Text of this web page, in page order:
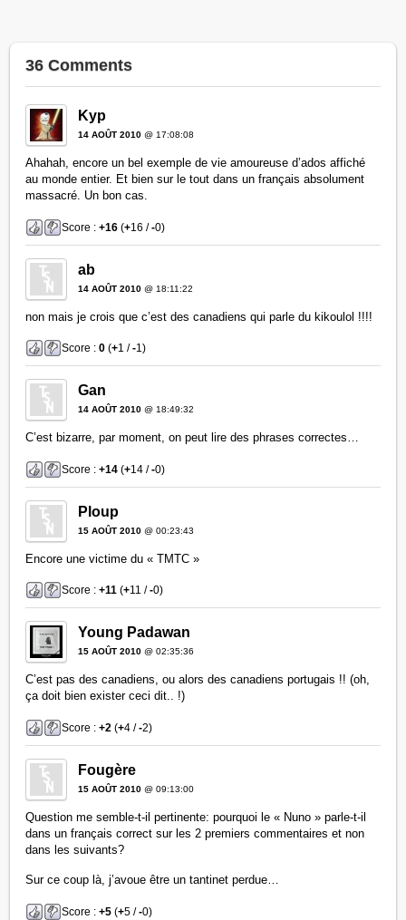
36 Comments
Kyp
14 AOÛT 2010 @ 17:08:08
Ahahah, encore un bel exemple de vie amoureuse d’ados affiché
au monde entier. Et bien sur le tout dans un français absolument
massacré. Un bon cas.
Score :+16 (+16 /-0)
ab
14 AOÛT 2010 @ 18:11:22
non mais je crois que c’est des canadiens qui parle du kikoulol !!!!
Score :0 (+1 /-1)
Gan
14 AOÛT 2010 @ 18:49:32
C’est bizarre, par moment, on peut lire des phrases correctes…
Score :+14 (+14 /-0)
Ploup
15 AOÛT 2010 @ 00:23:43
Encore une victime du « TMTC »
Score :+11 (+11 /-0)
Young Padawan
15 AOÛT 2010 @ 02:35:36
C’est pas des canadiens, ou alors des canadiens portugais !! (oh,
ça doit bien exister ceci dit.. !)
Score :+2 (+4 /-2)
Fougère
15 AOÛT 2010 @ 09:13:00
Question me semble-t-il pertinente: pourquoi le « Nuno » parle-t-il
dans un français correct sur les 2 premiers commentaires et non
dans les suivants?
Sur ce coup là, j’avoue être un tantinet perdue…
Score :+5 (+5 /-0)